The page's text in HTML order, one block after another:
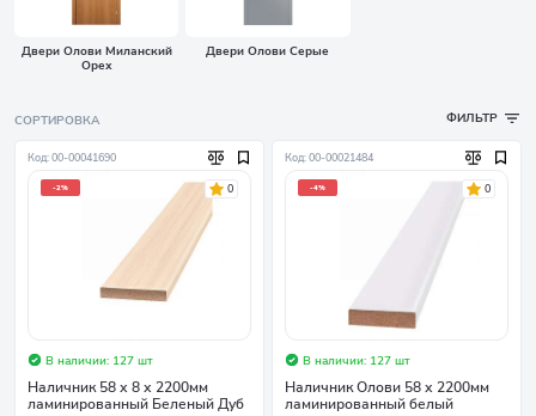
Двери Олови Миланский
Орех
Двери Олови Серые
СОРТИРОВКА ФИЛЬТР
Код: 00-00041690
-2% 0
В наличии: 127 шт
Наличник 58 х 8 х 2200мм
ламинированный Беленый Дуб
Код: 00-00021484
-4% 0
В наличии: 127 шт
Наличник Олови 58 х 2200мм
ламинированный белый